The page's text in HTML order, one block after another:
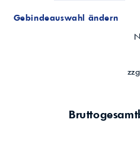
Gebindeauswahl ändern